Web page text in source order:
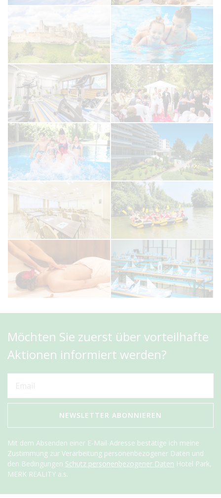
Möchten Sie zuerst über vorteilhafte
Aktionen informiert werden?
NEWSLETTER ABONNIEREN
Mit dem Absenden einer E-Mail-Adresse bestätige ich meine
Zustimmung zur Verarbeitung personenbezogener Daten und
den Bedingungen Schutz personenbezogener Daten Hotel Park,
MERK REALITY a.s.